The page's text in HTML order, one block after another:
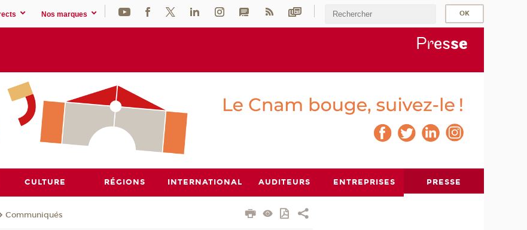
Nos marques
Presse
CULTURE RÉGIONS INTERNATIONAL AUDITEURS ENTREPRISES PRESSE
Communiqués